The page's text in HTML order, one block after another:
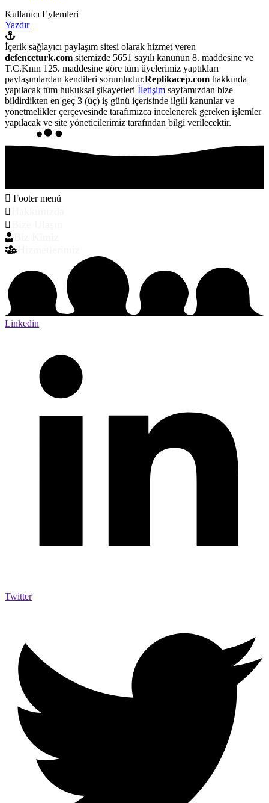
Kullanıcı Eylemleri
Yazdır
İçerik sağlayıcı paylaşım sitesi olarak hizmet veren
defenceturk.com sitemizde 5651 sayılı kanunun 8. maddesine ve
T.C.Knın 125. maddesine göre tüm üyelerimiz yaptıkları
paylaşımlardan kendileri sorumludur.Replikacep.com hakkında
yapılacak tüm hukuksal şikayetleri İletişim sayfamızdan bize
bildirdikten en geç 3 (üç) iş günü içerisinde ilgili kanunlar ve
yönetmelikler çerçevesinde tarafımızca incelenerek gereken işlemler
yapılacak ve site yöneticilerimiz tarafından bilgi verilecektir.
Footer menü
Linkedin
Twitter